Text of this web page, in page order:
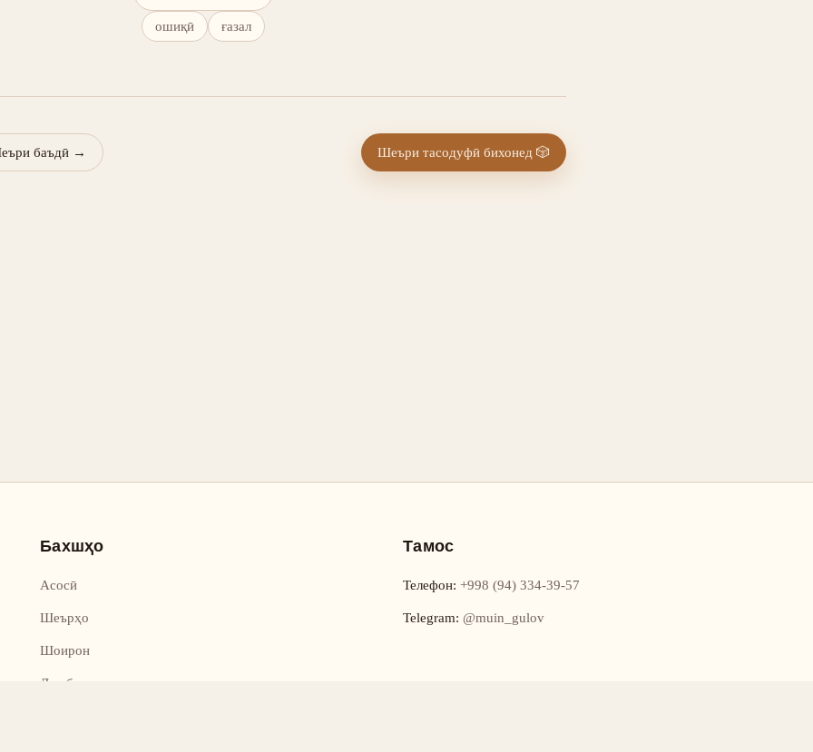
ошиқӣ ғазал
баъдӣ → Шеъри тасодуфӣ бихонед 🎲
Бахшҳо
Асосӣ
Шеърҳо
Шоирон
Дар бораи лоиҳа
Тамос
Телефон: +998 (94) 334-39-57
Telegram: @muin_gulov